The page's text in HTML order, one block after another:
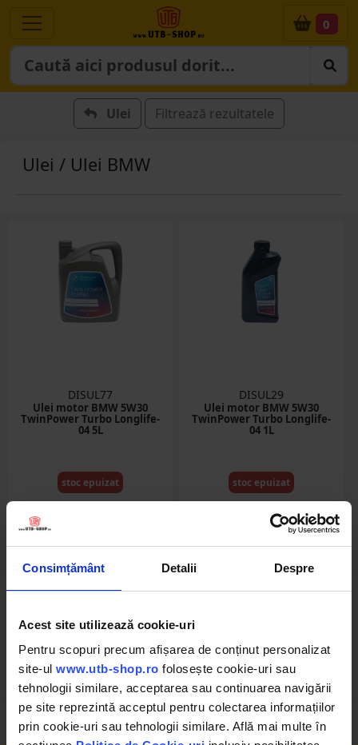
Consimțământ Detalii Despre
Acest site utilizează cookie-uri
Pentru scopuri precum afișarea de conținut personalizat
site-ul www.utb-shop.ro folosește cookie-uri sau
tehnologii similare, acceptarea sau continuarea navigării
pe site reprezintă acceptul pentru colectarea informațiilor
prin cookie-uri sau tehnologii similare. Află mai multe în
0
Ulei Filtrează rezultatele
Ulei / Ulei BMW
DISUL77
Ulei motor BMW 5W30
TwinPower Turbo Longlife-
04 5L
stoc epuizat
DISUL29
Ulei motor BMW 5W30
TwinPower Turbo Longlife-
04 1L
stoc epuizat
Detalii
Pagina 1 din 1